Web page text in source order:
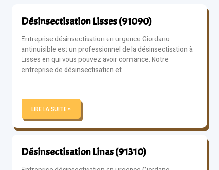
Désinsectisation Lisses (91090)
Entreprise désinsectisation en urgence Giordano
antinuisible est un professionnel de la désinsectisation à
Lisses en qui vous pouvez avoir confiance. Notre
entreprise de désinsectisation et
LIRE LA SUITE »
Désinsectisation Linas (91310)